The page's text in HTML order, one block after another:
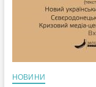
НОВИНИ